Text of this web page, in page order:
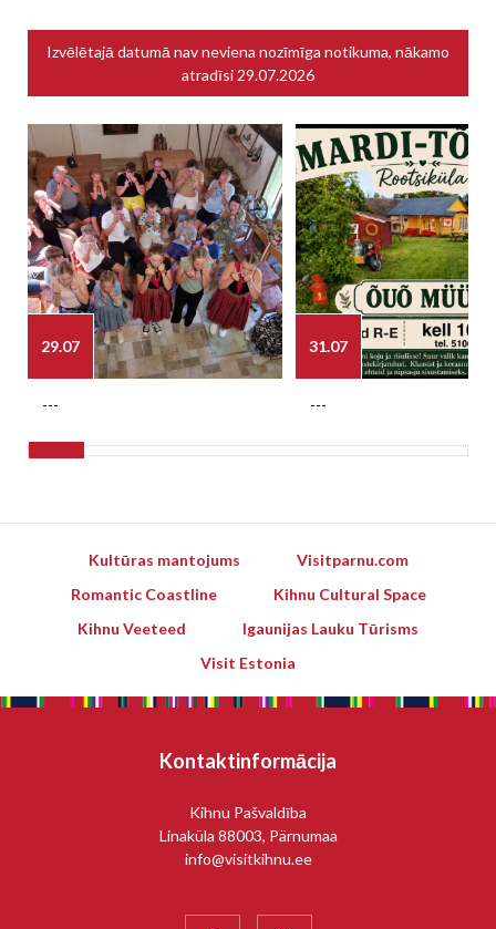
Izvēlētajā datumā nav neviena nozīmīga notikuma, nākamo
atradīsi 29.07.2026
29.07
---
31.07
---
Kultūras mantojums
Visitparnu.com
Romantic Coastline
Kihnu Cultural Space
Kihnu Veeteed
Igaunijas Lauku Tūrisms
Visit Estonia
Kontaktinformācija
Kihnu Pašvaldība
Linaküla 88003, Pärnumaa
info@visitkihnu.ee